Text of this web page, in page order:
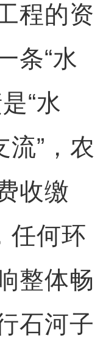
的资
条“水
“水
流”，农
收缴
任何环
整体畅
石河子